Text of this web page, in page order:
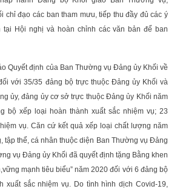
chỉ đạo các ban tham mưu, tiếp thu đầy đủ các ý
tại Hội nghị và hoàn chỉnh các văn bản để ban
Quyết định của Ban Thường vụ Đảng ủy Khối về
với 35/35 đảng bộ trực thuộc Đảng ủy Khối và
ủy, đảng ủy cơ sở trực thuộc Đảng ủy Khối năm
bộ xếp loại hoàn thành xuất sắc nhiệm vụ; 23
vụ. Căn cứ kết quả xếp loại chất lượng năm
tập thể, cá nhân thuộc diện Ban Thường vụ Đảng
vụ Đảng ủy Khối đã quyết định tặng Bằng khen
mạnh tiêu biểu” năm 2020 đối với 6 đảng bộ
xuất sắc nhiệm vụ. Do tình hình dịch Covid-19,